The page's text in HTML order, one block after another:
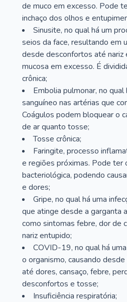
de muco em excesso. Pode
inchaço dos olhos e
Sinusite, no qual há um
seios da face, resultando em
desde desconfortos até nariz
mucosa em excesso. É
crônica;
Embolia pulmonar, no
sanguíneo nas artérias que
Coágulos podem bloquear o
de ar quanto tosse;
Tosse crônica;
Faringite, processo
e regiões próximas. Pode ter
bacteriológica, podendo
e dores;
Gripe, no qual há uma
que atinge desde a garganta
como sintomas febre, dor de
nariz entupido;
COVID-19, no qual há
o organismo, causando
até dores, cansaço, febre,
desconfortos e tosse;
Insuficiência respiratória;